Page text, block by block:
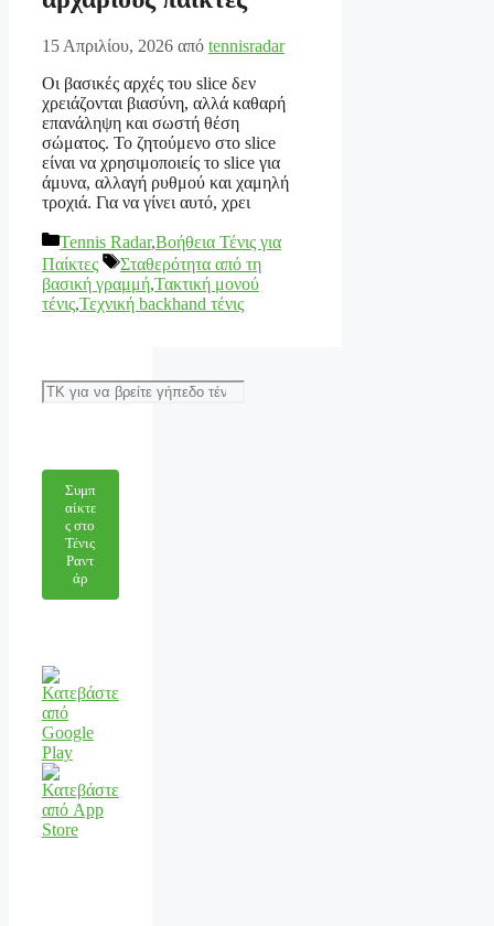
15 Απριλίου, 2026 από tennisradar
Οι βασικές αρχές του slice δεν
χρειάζονται βιασύνη, αλλά καθαρή
επανάληψη και σωστή θέση
σώματος. Το ζητούμενο στο slice
είναι να χρησιμοποιείς το slice για
άμυνα, αλλαγή ρυθμού και χαμηλή
τροχιά. Για να γίνει αυτό, χρει
Κατηγορίες
Tennis Radar,Βοήθεια Τένις για
Παίκτες
Ετικέτες
Σταθερότητα από τη
βασική γραμμή,Τακτική μονού
τένις,Τεχνική backhand τένις
Αναζήτηση
Συμπ
αίκτε
ς στο
Τένις
Ραντ
άρ